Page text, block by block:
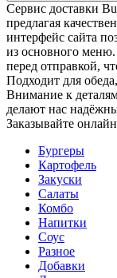
Сервис доставки
предлагая
интерфейс сайта
из основного меню.
перед отправкой,
Подходит для
Внимание к
делают нас
Заказывайте
Бургеры
Картофель
Закуски
Салаты
Комбо
Напитки
Соус
Разное
Добавки